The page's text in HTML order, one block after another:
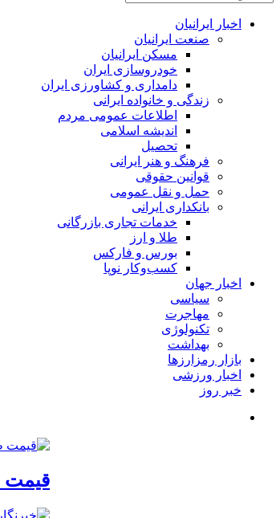
اخبار ایرانیان
صنعت ایرانیان
مسکن ایرانیان
خودروسازی ایران
دامداری و کشاورزی ایران
زندگی و خانواده ایرانی
اطلاعات عمومی مردم
اندیشه اسلامی
تحصیل
فرهنگ و هنر ایرانی
قوانین حقوقی
حمل و نقل عمومی
بانکداری ایرانی
خدمات تجاری بازرگانی
طلا و ارز
بورس و فارکس
کسب‌وکار نوپا
اخبار جهان
سیاسی
مهاجرت
تکنولوژی
بهداشت
بازار رمزارزها
اخبار ورزشی
خبر روز
قیمت طلا و